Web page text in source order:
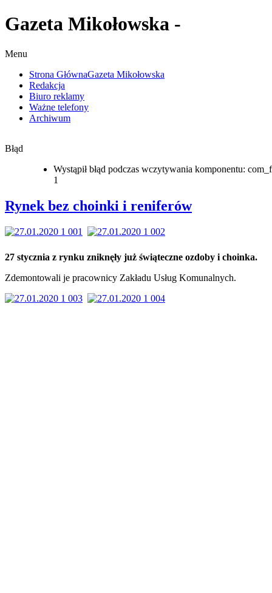
Gazeta Mikołowska -
Menu
Strona GłównaGazeta Mikołowska
Redakcja
Biuro reklamy
Ważne telefony
Archiwum
Błąd
Wystąpił błąd podczas wczytywania komponentu:
1
Rynek bez choinki i reniferów
27 stycznia z rynku zniknęły już świąteczne ozdoby i choinka.
Zdemontowali je pracownicy Zakładu Usług Komunalnych.